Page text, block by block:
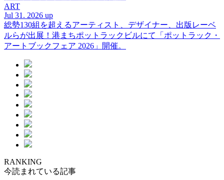
ART
Jul 31. 2026 up
総勢130組を超えるアーティスト、デザイナー、出版レーベ
ルらが出展！港まちポットラックビルにて「ポットラック・
アートブックフェア 2026」開催。
RANKING
今読まれている記事